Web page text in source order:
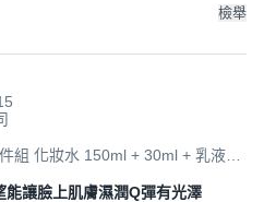
檢舉
組 化妝水 150ml + 30ml + 乳液
讓臉上肌膚濕潤Q彈有光澤